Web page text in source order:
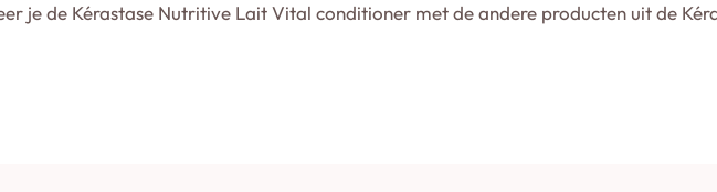
je de Kérastase Nutritive Lait Vital conditioner met de andere producten uit de